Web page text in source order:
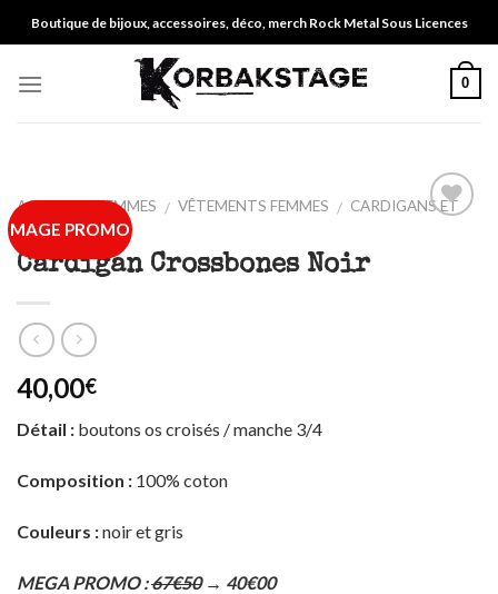
to
Boutique de bijoux, accessoires, déco, merch Rock Metal Sous Licences
0
MAGE PROMO
ACCUEIL FEMMES / VÊTEMENTS FEMMES / CARDIGANS ET
SWEATS
Cardigan Crossbones Noir
40,00€
Détail : boutons os croisés / manche 3/4
Composition : 100% coton
Couleurs :noir et gris
MEGA PROMO :67€50→ 40€00